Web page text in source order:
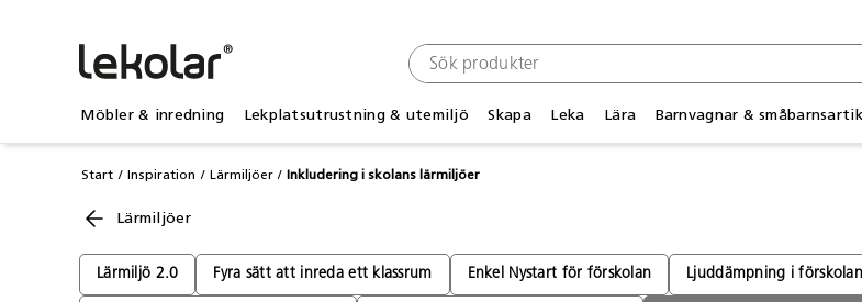
Möbler & inredning Lekplatsutrustning & utemiljö Skapa Leka Lära Barnvagnar &
Start Inspiration Lärmiljöer Inkludering i skolans lärmiljöer
Lärmiljöer
Lärmiljö 2.0 Fyra sätt att inreda ett klassrum Enkel Nystart för förskolan Ljuddämpning i